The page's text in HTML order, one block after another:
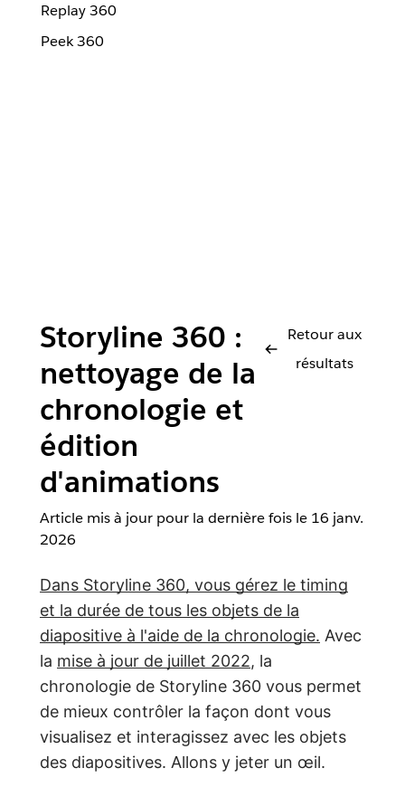
Replay 360
Peek 360
Storyline 360 :
nettoyage de la
chronologie et
édition
d'animations
Retour aux
résultats
Article mis à jour pour la dernière fois le 16 janv.
2026
Dans Storyline 360, vous gérez le timing
et la durée de tous les objets de la
diapositive à l'aide de la chronologie. Avec
la mise à jour de juillet 2022, la
chronologie de Storyline 360 vous permet
de mieux contrôler la façon dont vous
visualisez et interagissez avec les objets
des diapositives. Allons y jeter un œil.